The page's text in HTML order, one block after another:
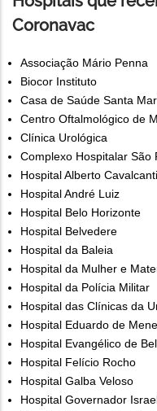
Coronavac
Associação Mário Penna
Biocor Instituto
Casa de Saúde Santa
Centro Oftalmológico de
Clínica Urológica
Complexo Hospitalar São
Hospital Alberto Cavalcanti
Hospital André Luiz
Hospital Belo Horizonte
Hospital Belvedere
Hospital da Baleia
Hospital da Mulher e
Hospital da Polícia Militar
Hospital das Clínicas da
Hospital Eduardo de
Hospital Evangélico de
Hospital Felício Rocho
Hospital Galba Veloso
Hospital Governador